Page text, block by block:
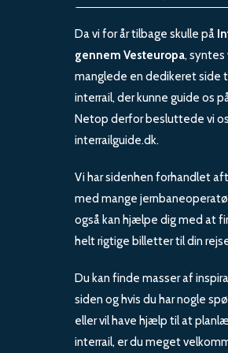
Da vi for år tilbage skulle på
gennem Vesteuropa, syntes
manglede en dedikeret side
interrail, der kunne guide os
Netop derfor besluttede vi
interrailguide.dk.
Vi har sidenhen forhandlet
med mange
også kan hjælpe dig med at
helt rigtige billetter til din
Du kan finde masser af
siden og hvis du har nogle
eller vil have hjælp til at
interrail, er du meget